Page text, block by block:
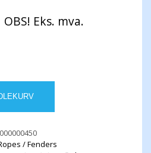
OBS! Eks. mva.
/ Fenders